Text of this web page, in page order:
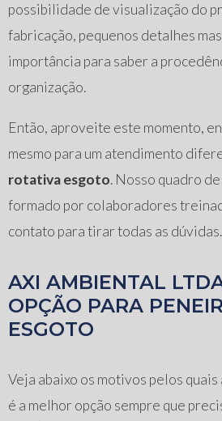
possibilidade de visualização do
fabricação, pequenos detalhes
importância para saber a
organização.
Então, aproveite este momento,
mesmo para um atendimento
rotativa esgoto. Nosso quadro
formado por colaboradores
contato para tirar todas as dúvidas.
AXI AMBIENTAL
OPÇÃO PARA
ESGOTO
Veja abaixo os motivos pelos
é a melhor opção sempre que